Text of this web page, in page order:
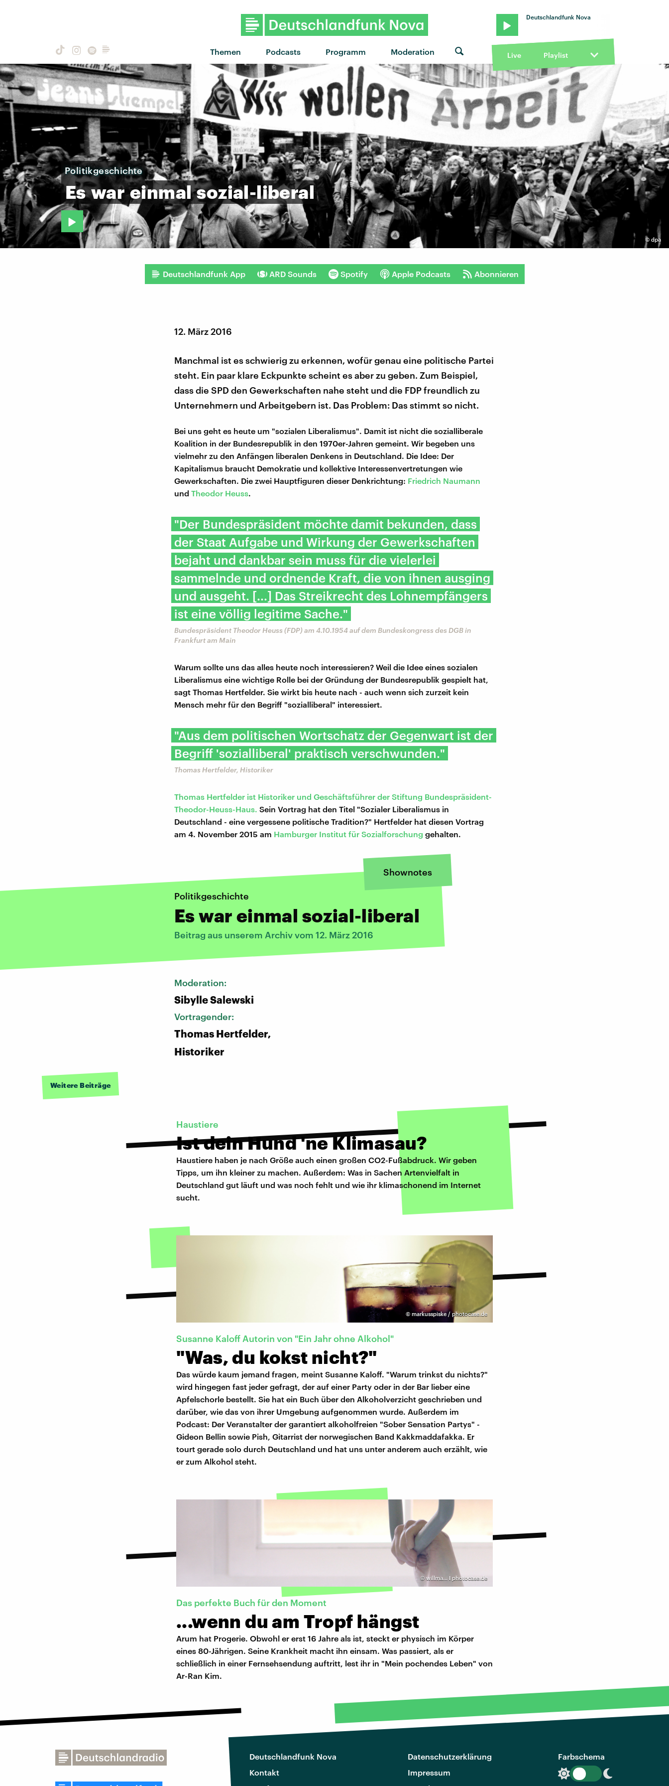
Themen Podcasts Programm Moderation
Deutschlandfunk Nova
Live Playlist
© dpa
Politikgeschichte
Es war einmal sozial-liberal
Deutschlandfunk App ARD Sounds Spotify Apple Podcasts Abonnieren
12. März 2016
Manchmal ist es schwierig zu erkennen, wofür genau eine politische Partei
steht. Ein paar klare Eckpunkte scheint es aber zu geben. Zum Beispiel,
dass die SPD den Gewerkschaften nahe steht und die FDP freundlich zu
Unternehmern und Arbeitgebern ist. Das Problem: Das stimmt so nicht.
Bei uns geht es heute um "sozialen Liberalismus". Damit ist nicht die sozialliberale
Koalition in der Bundesrepublik in den 1970er-Jahren gemeint. Wir begeben uns
vielmehr zu den Anfängen liberalen Denkens in Deutschland. Die Idee: Der
Kapitalismus braucht Demokratie und kollektive Interessenvertretungen wie
Gewerkschaften. Die zwei Hauptfiguren dieser Denkrichtung: Friedrich Naumann
und Theodor Heuss.
"Der Bundespräsident möchte damit bekunden, dass
der Staat Aufgabe und Wirkung der Gewerkschaften
bejaht und dankbar sein muss für die vielerlei
sammelnde und ordnende Kraft, die von ihnen ausging
und ausgeht. [...] Das Streikrecht des Lohnempfängers
ist eine völlig legitime Sache."
Bundespräsident Theodor Heuss (FDP) am 4.10.1954 auf dem Bundeskongress des DGB in
Frankfurt am Main
Warum sollte uns das alles heute noch interessieren? Weil die Idee eines sozialen
Liberalismus eine wichtige Rolle bei der Gründung der Bundesrepublik gespielt hat,
sagt Thomas Hertfelder. Sie wirkt bis heute nach - auch wenn sich zurzeit kein
Mensch mehr für den Begriff "sozialliberal" interessiert.
"Aus dem politischen Wortschatz der Gegenwart ist der
Begriff 'sozialliberal' praktisch verschwunden."
Thomas Hertfelder, Historiker
Thomas Hertfelder ist Historiker und Geschäftsführer der Stiftung Bundespräsident-
Theodor-Heuss-Haus. Sein Vortrag hat den Titel "Sozialer Liberalismus in
Deutschland - eine vergessene politische Tradition?" Hertfelder hat diesen Vortrag
am 4. November 2015 am Hamburger Institut für Sozialforschung gehalten.
Shownotes
Politikgeschichte
Es war einmal sozial-liberal
Beitrag aus unserem Archiv vom 12. März 2016
Moderation:
Sibylle Salewski
Vortragender:
Thomas Hertfelder,
Historiker
Weitere Beiträge
Haustiere
Ist dein Hund 'ne Klimasau?
Haustiere haben je nach Größe auch einen großen CO2-Fußabdruck. Wir geben
Tipps, um ihn kleiner zu machen. Außerdem: Was in Sachen Artenvielfalt in
Deutschland gut läuft und was noch fehlt und wie ihr klimaschonend im Internet
sucht.
© markusspiske / photocase.de
Susanne Kaloff Autorin von "Ein Jahr ohne Alkohol"
"Was, du kokst nicht?"
Das würde kaum jemand fragen, meint Susanne Kaloff. "Warum trinkst du nichts?"
wird hingegen fast jeder gefragt, der auf einer Party oder in der Bar lieber eine
Apfelschorle bestellt. Sie hat ein Buch über den Alkoholverzicht geschrieben und
darüber, wie das von ihrer Umgebung aufgenommen wurde. Außerdem im
Podcast: Der Veranstalter der garantiert alkoholfreien "Sober Sensation Partys" -
Gideon Bellin sowie Pish, Gitarrist der norwegischen Band Kakkmaddafakka. Er
tourt gerade solo durch Deutschland und hat uns unter anderem auch erzählt, wie
er zum Alkohol steht.
© willma... I photocase.de
Das perfekte Buch für den Moment
...wenn du am Tropf hängst
Arum hat Progerie. Obwohl er erst 16 Jahre als ist, steckt er physisch im Körper
eines 80-Jährigen. Seine Krankheit macht ihn einsam. Was passiert, als er
schließlich in einer Fernsehsendung auftritt, lest ihr in "Mein pochendes Leben" von
Ar-Ran Kim.
Deutschlandfunk Nova
Kontakt
Datenschutzerklärung
Impressum
Farbschema